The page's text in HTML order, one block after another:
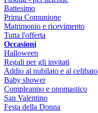
Battesimo
Prima Comunione
Matrimonio e ricevimento
Tutta l'offerta
Occasioni
Halloween
Regali per gli invitati
Addio al nubilato e al celibato
Baby shower
Compleanno e onomastico
San Valentino
Festa della Donna